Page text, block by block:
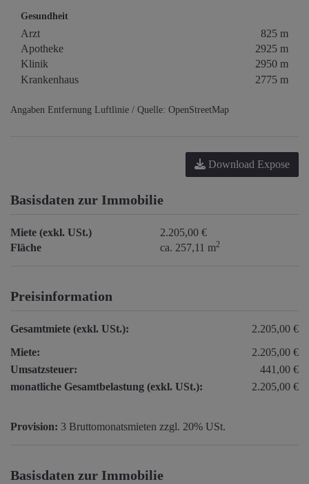
Gesundheit
Arzt
825 m
Apotheke
2925 m
Klinik
2950 m
Krankenhaus
2775 m
Angaben Entfernung Luftlinie / Quelle: OpenStreetMap
Download Expose
Basisdaten zur Immobilie
Miete (exkl. USt.)
2.205,00 €
Fläche
ca. 257,11 m2
Preisinformation
Gesamtmiete (exkl. USt.):
2.205,00 €
Miete:
2.205,00 €
Umsatzsteuer:
441,00 €
monatliche Gesamtbelastung (exkl. USt.):
2.205,00 €
Provision: 3 Bruttomonatsmieten zzgl. 20% USt.
Basisdaten zur Immobilie